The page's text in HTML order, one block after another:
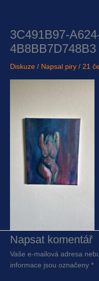
3C491B97-
4B8BB7D748B3
Diskuze / Napsal piry / 21
Napsat komentář
Vaše e-mailová adresa
informace jsou označeny *